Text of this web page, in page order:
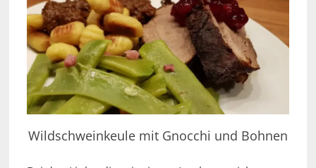
Wildschweinkeule mit Gnocchi und Bohnen